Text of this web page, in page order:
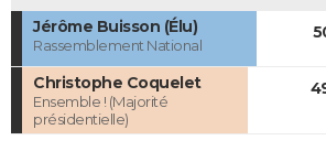
Jérôme Buisson (Élu)
Rassemblement National
Christophe Coquelet
Ensemble ! (Majorité
présidentielle)